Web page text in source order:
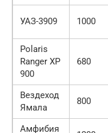
УАЗ-3909 1000
Polaris
Ranger XP
900
680
Вездеход
Ямала
800
Амфибия